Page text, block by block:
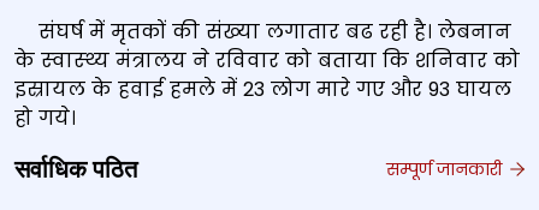
संघर्ष में मृतकों की संख्‍या लगातार बढ रही है। लेबनान
के स्‍वास्‍थ्‍य मंत्रालय ने रविवार को बताया कि शनिवार को
इस्रायल के हवाई हमले में 23 लोग मारे गए और 93 घायल
हो गये।
सर्वाधिक पठित सम्पूर्ण जानकारी